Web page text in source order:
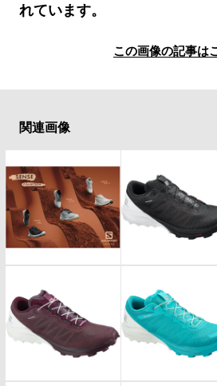
#SPORTS
れています。
この画像の記事は
関連画像